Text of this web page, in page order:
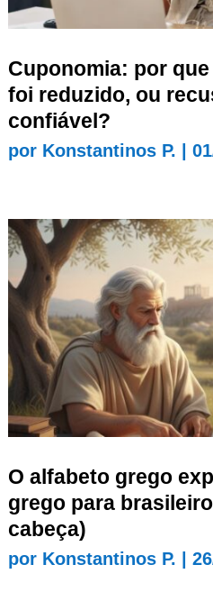
Cuponomia: por
foi reduzido, ou
confiável?
por Konstantinos P.
O alfabeto grego
grego para
cabeça)
por Konstantinos P.